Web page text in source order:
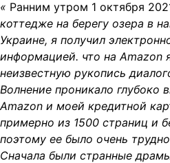
« Ранним утром 1 октября
коттедже на берегу озера в
Украине, я получил
информацией. что на Amazon
неизвестную рукопись
Волнение проникало глубоко
Amazon и моей кредитной
примерно из 1500 страниц и
поэтому ее было очень
Сначала были странные